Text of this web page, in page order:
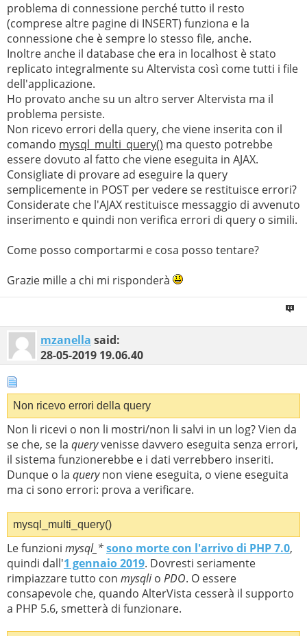
problema di connessione perché tutto il resto
(comprese altre pagine di INSERT) funziona e la
connessione che è sempre lo stesso file, anche.
Inoltre anche il database che era in localhost è stato
replicato integralmente su Altervista così come tutti i file
dell'applicazione.
Ho provato anche su un altro server Altervista ma il
problema persiste.
Non ricevo errori della query, che viene inserita con il
comando mysql_multi_query() ma questo potrebbe
essere dovuto al fatto che viene eseguita in AJAX.
Consigliate di provare ad eseguire la query
semplicemente in POST per vedere se restituisce errori?
Considerate che l'AJAX restituisce messaggio di avvenuto
inserimento e quindi non verifica errori di query o simili.
Come posso comportarmi e cosa posso tentare?
Grazie mille a chi mi risponderà
mzanella said:
28-05-2019 19.06.40
Non ricevo errori della query
Non li ricevi o non li mostri/non li salvi in un log? Vien da
se che, se la queryvenisse davvero eseguita senza errori,
il sistema funzionerebbe e i dati verrebbero inseriti.
Dunque o la querynon viene eseguita, o viene eseguita
ma ci sono errori: prova a verificare.
mysql_multi_query()
Le funzioni mysql_*sono morte con l'arrivo di PHP 7.0,
quindi dall'1 gennaio 2019. Dovresti seriamente
rimpiazzare tutto con mysqlio PDO. O essere
consapevole che, quando AlterVista cesserà il supporto
a PHP 5.6, smetterà di funzionare.